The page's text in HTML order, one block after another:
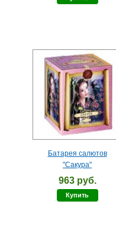
Батарея салютов
"Сакура"
963 руб.
Купить